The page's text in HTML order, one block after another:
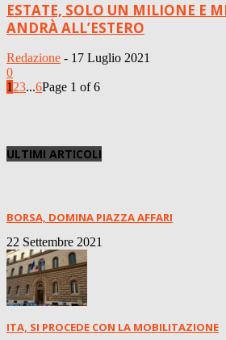
ESTATE, SOLO UN MILIONE E
ANDRÀ ALL’ESTERO
Redazione - 17 Luglio 2021
0
1 23...6Page 1 of 6
ULTIMI ARTICOLI
BORSA, DOMINA PIAZZA AFFARI
22 Settembre 2021
ITA, SI PROCEDE CON LA MOBILITAZIONE